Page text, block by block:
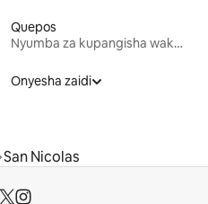
Quepos
Nyumba za kupangisha wakati wa likizo
Onyesha zaidi
San Nicolas